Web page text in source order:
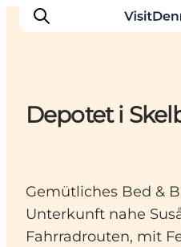
Erlebnisse
Unterkünfte
Reiseplanung
Depotet i
Gemütliches Bed &
Unterkunft nahe
Fahrradrouten, mit